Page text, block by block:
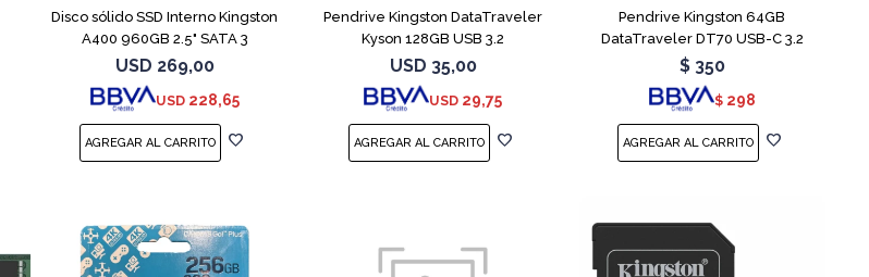
Disco sólido SSD Interno Kingston
A400 960GB 2.5" SATA 3
USD 269,00
USD 228,65
Pendrive Kingston DataTraveler
Kyson 128GB USB 3.2
USD 35,00
USD 29,75
Pendrive Kingston 64GB
DataTraveler DT70 USB-C 3.2
$ 350
$ 298